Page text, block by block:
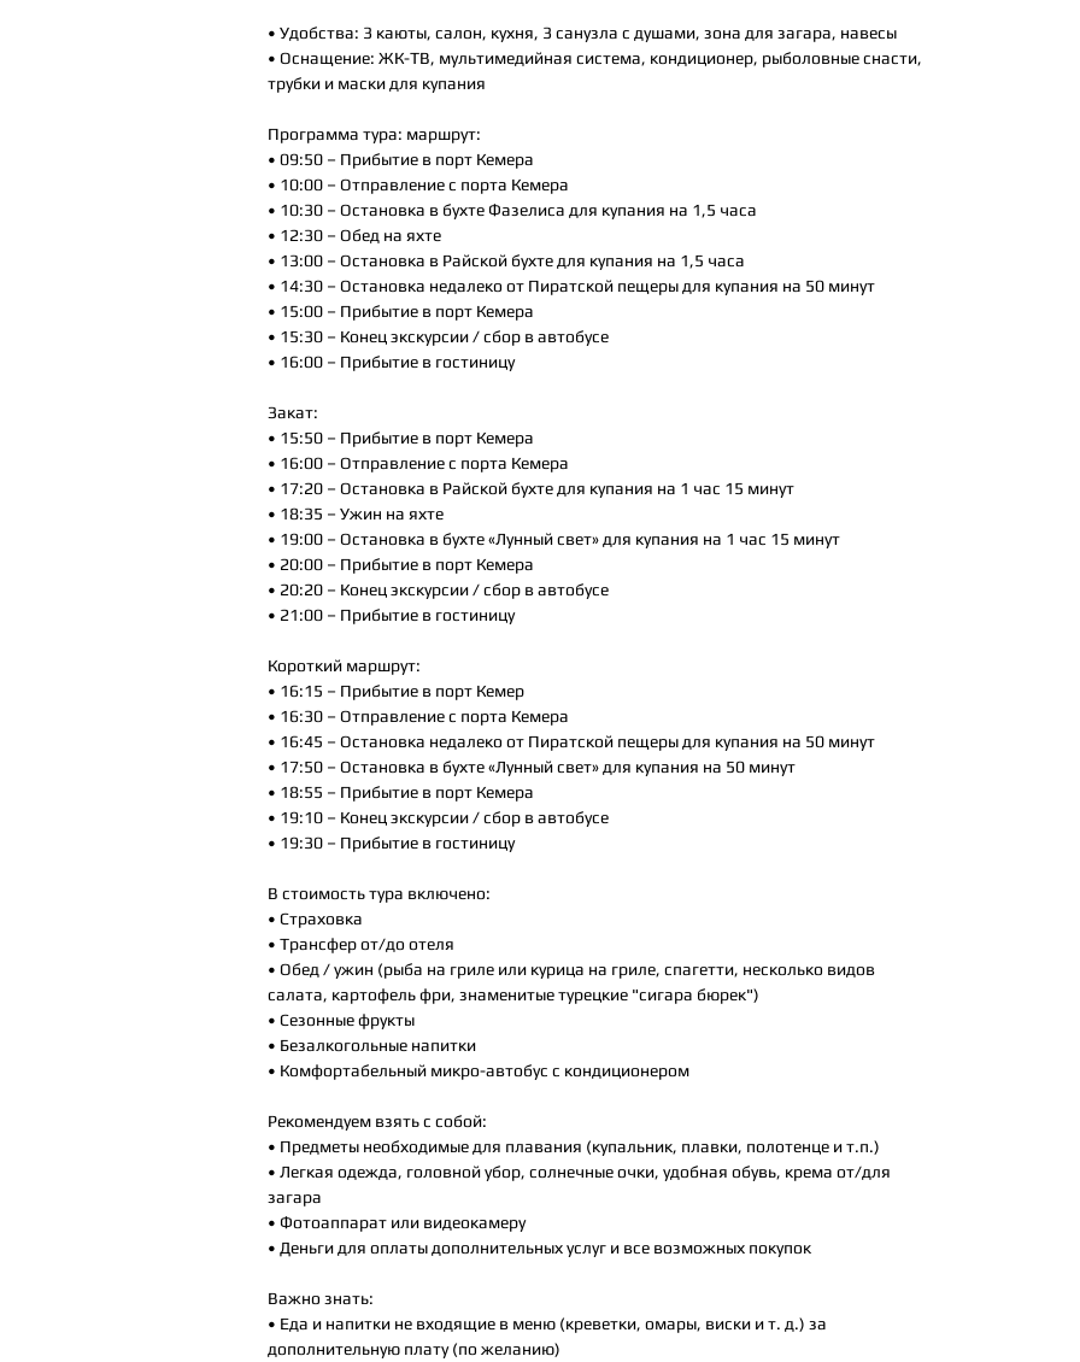
• Удобства: 3 каюты, салон, кухня, 3 санузла с душами, зона для загара, навесы
• Оснащение: ЖК-ТВ, мультимедийная система, кондиционер, рыболовные снасти,
трубки и маски для купания
Программа тура: маршрут:
• 09:50 – Прибытие в порт Кемера
• 10:00 – Отправление с порта Кемера
• 10:30 – Остановка в бухте Фазелиса для купания на 1,5 часа
• 12:30 – Обед на яхте
• 13:00 – Остановка в Райской бухте для купания на 1,5 часа
• 14:30 – Остановка недалеко от Пиратской пещеры для купания на 50 минут
• 15:00 – Прибытие в порт Кемера
• 15:30 – Конец экскурсии / сбор в автобусе
• 16:00 – Прибытие в гостиницу
Закат:
• 15:50 – Прибытие в порт Кемера
• 16:00 – Отправление с порта Кемера
• 17:20 – Остановка в Райской бухте для купания на 1 час 15 минут
• 18:35 – Ужин на яхте
• 19:00 – Остановка в бухте «Лунный свет» для купания на 1 час 15 минут
• 20:00 – Прибытие в порт Кемера
• 20:20 – Конец экскурсии / сбор в автобусе
• 21:00 – Прибытие в гостиницу
Короткий маршрут:
• 16:15 – Прибытие в порт Кемер
• 16:30 – Отправление с порта Кемера
• 16:45 – Остановка недалеко от Пиратской пещеры для купания на 50 минут
• 17:50 – Остановка в бухте «Лунный свет» для купания на 50 минут
• 18:55 – Прибытие в порт Кемера
• 19:10 – Конец экскурсии / сбор в автобусе
• 19:30 – Прибытие в гостиницу
В стоимость тура включено:
• Страховка
• Трансфер от/до отеля
• Обед / ужин (рыба на гриле или курица на гриле, спагетти, несколько видов
салата, картофель фри, знаменитые турецкие "сигара бюрек")
• Сезонные фрукты
• Безалкогольные напитки
• Комфортабельный микро-автобус с кондиционером
Рекомендуем взять с собой:
• Предметы необходимые для плавания (купальник, плавки, полотенце и т.п.)
• Легкая одежда, головной убор, солнечные очки, удобная обувь, крема от/для
загара
• Фотоаппарат или видеокамеру
• Деньги для оплаты дополнительных услуг и все возможных покупок
Важно знать:
• Еда и напитки не входящие в меню (креветки, омары, виски и т. д.) за
дополнительную плату (по желанию)